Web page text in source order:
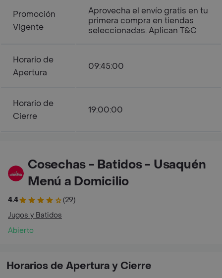
Promoción
Vigente
Aprovecha el envío gratis en tu
primera compra en tiendas
seleccionadas. Aplican T&C
Horario de
Apertura
09:45:00
Horario de
Cierre
19:00:00
Cosechas - Batidos - Usaquén
Menú a Domicilio
4.4
(29)
Jugos y Batidos
Abierto
Horarios de Apertura y Cierre